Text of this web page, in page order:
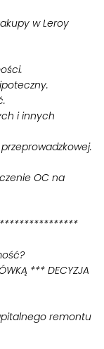
w Leroy
i innych
OC na
*** DECYZJA
remontu